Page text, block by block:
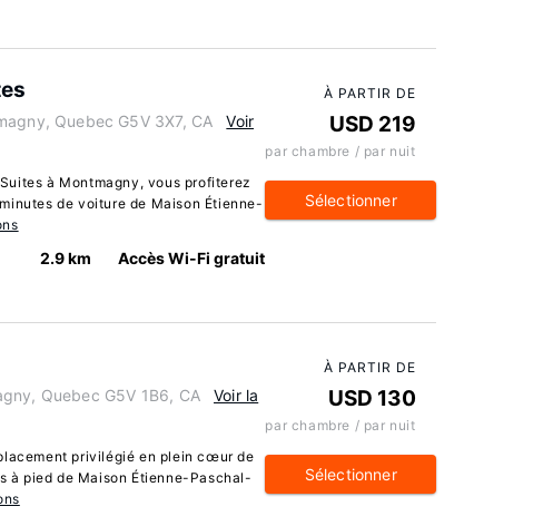
Quebec G5V 3X7, CA
Voir
à Montmagny, vous profiterez
de voiture de Maison Étienne-
2.9 km Accès Wi-Fi gratuit
À PARTIR DE
USD 219
par chambre / par nuit
Sélectionner
Quebec G5V 1B6, CA
Voir la
privilégié en plein cœur de
à pied de Maison Étienne-Paschal-
À PARTIR DE
USD 130
par chambre / par nuit
Sélectionner